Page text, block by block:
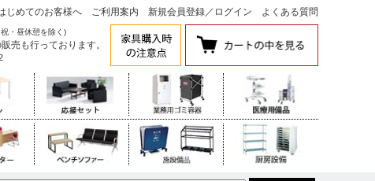
じめてのお客様へ ご利用案内 新規会員登録／ ログイン よくある質問
・昼休憩を除く)
売も行っております。